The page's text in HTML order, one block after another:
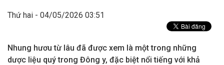
Thứ hai - 04/05/2026 03:51
Nhung hươu từ lâu đã được xem là một trong những
dược liệu quý trong Đông y, đặc biệt nổi tiếng với khả